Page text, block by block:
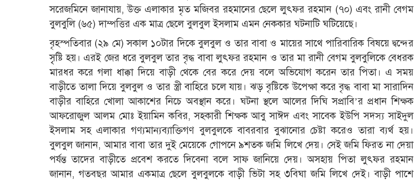
সরেজমিনে জানাযায়, উক্ত এলাকার মৃত মজিবর রহমানের ছেলে লুৎফর রহমান (৭০) এবং রানী বেগম
বুলবুলি (৬৫) দাম্পত্তির এক মাত্র ছেলে বুলবুল ইসলাম এমন নেককার ঘটনাটি ঘটিয়েছে।
বৃহস্পতিবার (২৯ মে) সকাল ১০টার দিকে বুলবুল ও তার বাবা ও মায়ের সাথে পারিবারিক বিষয়ে দ্বন্দের
সৃৃষ্টি হয়। এরই জের ধরে বুলবুল তার বৃদ্ধ বাবা লুৎফর রহমান ও তার মা রানী বেগম বুলবুলিকে বেধরক
মারধর করে গলা ধাক্কা দিয়ে বাড়ী থেকে বের করে দেয় বলে অভিযোগ করেন তার পিতা। এ সময়
বাড়ীতে তালা দিয়ে বুলবুল ও তার স্ত্রী বাহিরে চলে যায়। ঝড় বৃষ্টিকে উপেক্ষা করে বৃদ্ধ বাবা মা সারাদিন
বাড়ীর বাহিরে খোলা আকাশের নিচে অবস্থান করে। ঘটনা স্থলে আলের দিঘি সপ্রাবি’র প্রধান শিক্ষক
আফরোজুল আলম মোঃ ইয়ামিন কবির, সহকারী শিক্ষক আবু সাঈদ এবং সাবেক ইউপি সদস্য সাইদুল
ইসলাম সহ এলাকার গণ্যমান্যব্যাক্তিগণ বুলবুলকে বাবরবার বুঝানোর চেষ্টা করেও তারা ব্যর্থ হয়।
বুলবুল জানান, আমার বাবা তার দুই মেয়েকে গোপনে ৯শতক জমি লিখে দেয়। সেই জমি ফিরত না দেয়া
পর্যন্ত তাদের বাড়ীতে প্রবেশ করতে দিবেনা বলে সাফ জানিয়ে দেয়। অসহায় পিতা লুৎফর রহমান
জানান, গতবছর আমার একমাত্র ছেলে বুলবুলকে বাড়ী ভিটা সহ ৩বিঘা জমি লিখে দেই। বাড়ী পাশে